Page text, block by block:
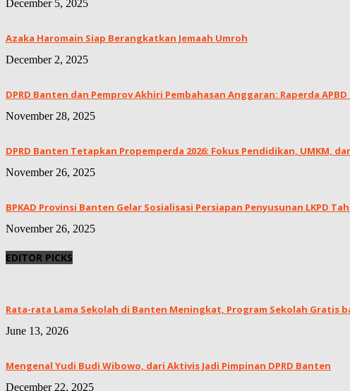
December 5, 2025
Azaka Haromain Siap Berangkatkan Jemaah Umroh
December 2, 2025
DPRD Banten dan Pemprov Akhiri Pembahasan Anggaran: Raperda APBD
November 28, 2025
DPRD Banten Tetapkan Propemperda 2026: Fokus Pendidikan, UMKM,
November 26, 2025
BPKAD Provinsi Banten Gelar Sosialisasi Persiapan Penyusunan LKPD
November 26, 2025
EDITOR PICKS
Rata-rata Lama Sekolah di Banten Meningkat, ‎Program Sekolah Gratis
June 13, 2026
Mengenal Yudi Budi Wibowo, dari Aktivis Jadi Pimpinan DPRD Banten
December 22, 2025